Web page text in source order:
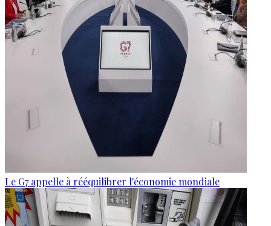
Le G7 appelle à rééquilibrer l'économie mondiale